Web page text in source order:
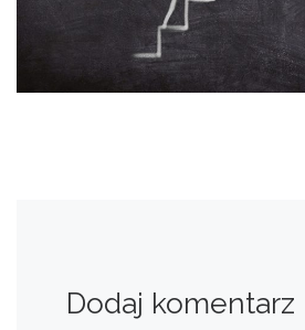
Dodaj komentarz